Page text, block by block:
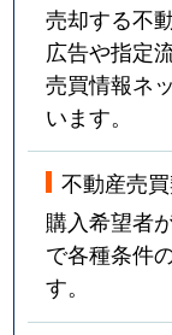
売却する不
広告や指定
売買情報ネ
います。
不動産売
購入希望者
で各種条件
す。